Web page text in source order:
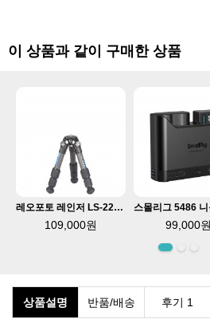
이 상품과 같이 구매한 상품
레오포토 레인저 LS-223C 카본 미니삼각대
109,000원 99,000원
상품설명 반품/배송 후기 1